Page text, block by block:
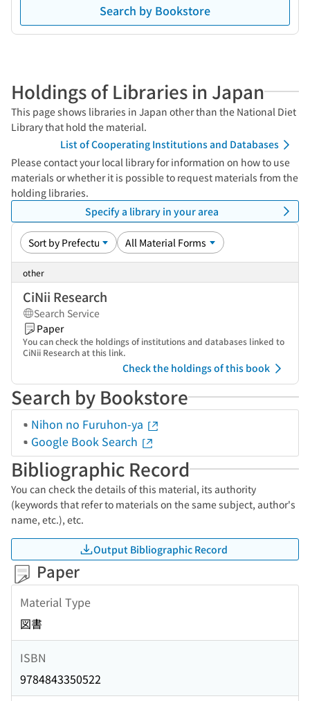
Search by Bookstore
Holdings of Libraries in Japan
This page shows libraries in Japan other than the National Diet
Library that hold the material.
List of Cooperating Institutions and Databases
Please contact your local library for information on how to use
materials or whether it is possible to request materials from the
holding libraries.
Specify a library in your area
other
CiNii Research
Search Service
Paper
You can check the holdings of institutions and databases linked to
CiNii Research at this link.
Check the holdings of this book
Search by Bookstore
Nihon no Furuhon-ya
Google Book Search
Bibliographic Record
You can check the details of this material, its authority
(keywords that refer to materials on the same subject, author's
name, etc.), etc.
Output Bibliographic Record
Paper
Material Type
図書
ISBN
9784843350522